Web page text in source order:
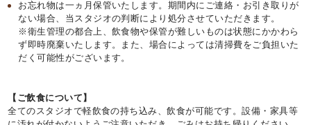
お忘れ物は一ヵ月保管いたします。期間内にご連絡・お引き取りが
ない場合、当スタジオの判断により処分させていただきます。
※衛生管理の都合上、飲食物や保管が難しいものは状態にかかわら
ず即時廃棄いたします。また、場合によっては清掃費をご負担いた
だく可能性がございます。
【ご飲食について】
全てのスタジオで軽飲食の持ち込み、飲食が可能です。設備・家具等